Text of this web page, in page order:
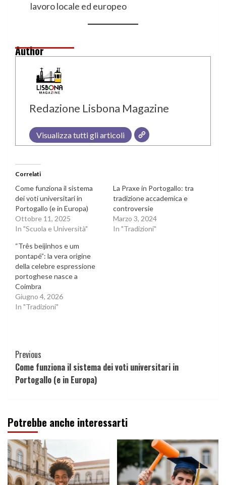
lavoro locale ed europeo
Author
Redazione Lisbona Magazine
Visualizza tutti gli articoli
Correlati
Come funziona il sistema
dei voti universitari in
Portogallo (e in Europa)
Ottobre 11, 2025
In "Scuola e Università"
La Praxe in Portogallo: tra
tradizione accademica e
controversie
Marzo 3, 2024
In "Tradizioni"
“Três beijinhos e um
pontapé”: la vera origine
della celebre espressione
portoghese nasce a
Coimbra
Giugno 4, 2026
In "Tradizioni"
Continue
Reading
Previous
Come funziona il sistema dei voti universitari in
Portogallo (e in Europa)
Potrebbe anche interessarti